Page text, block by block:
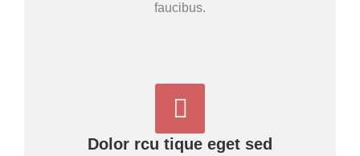
faucibus.
Dolor rcu tique eget sed